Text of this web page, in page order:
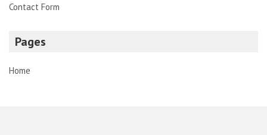
Contact Form
Pages
Home